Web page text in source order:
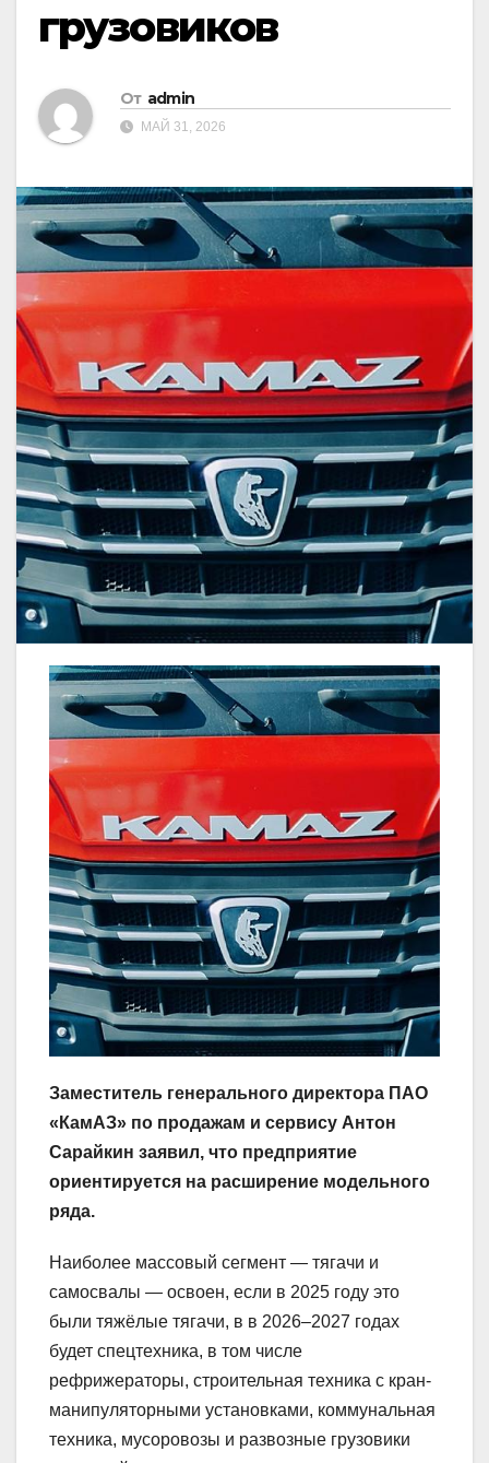
грузовиков
От admin
МАЙ 31, 2026
Заместитель генерального директора ПАО
«КамАЗ» по продажам и сервису Антон
Сарайкин заявил, что предприятие
ориентируется на расширение модельного
ряда.
Наиболее массовый сегмент — тягачи и
самосвалы — освоен, если в 2025 году это
были тяжёлые тягачи, в в 2026–2027 годах
будет спецтехника, в том числе
рефрижераторы, строительная техника с кран-
манипуляторными установками, коммунальная
техника, мусоровозы и развозные грузовики